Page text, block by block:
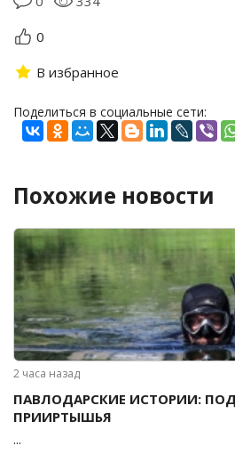
0
В избранное
Поделиться в социальные сети:
Похожие новости
2 часа назад
ПАВЛОДАРСКИЕ ИСТОРИИ:
ПРИИРТЫШЬЯ
...